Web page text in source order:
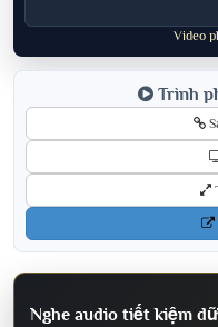
Video
Trình
Nghe audio tiết kiệm